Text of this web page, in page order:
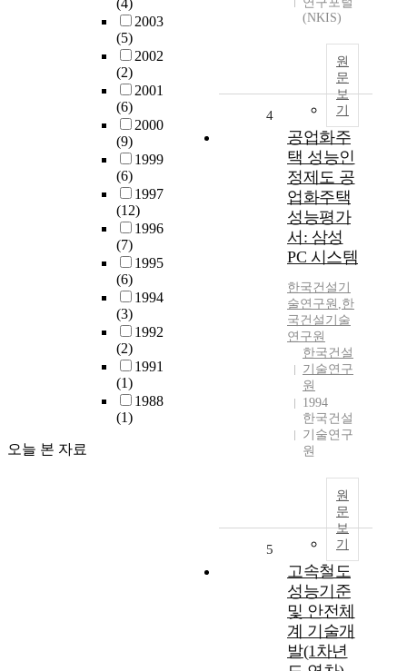
(4)
2003
(5)
2002
(2)
2001
(6)
2000
(9)
1999
(6)
1997
(12)
1996
(7)
1995
(6)
1994
(3)
1992
(2)
1991
(1)
1988
(1)
오늘 본 자료
(NKIS)
원
문
보
기
4
공업화주
택 성능인
정제도 공
업화주택
성능평가
서: 삼성
PC 시스템
한국건설기
술연구원 ,한
국건설기술
연구원
한국건설
기술연구
원
1994
한국건설
기술연구
원
원
문
보
기
5
고속철도
성능기준
및 안전체
계 기술개
발(1차년